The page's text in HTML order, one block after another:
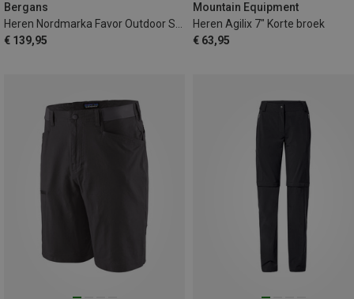
Bergans
€ 139,95
Mountain Equipment
Heren Agilix 7" Korte broek
€ 63,95